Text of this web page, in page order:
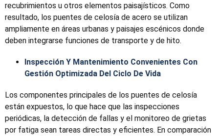
recubrimientos u otros elementos paisajísticos. Como
resultado, los puentes de celosía de acero se utilizan
ampliamente en áreas urbanas y paisajes escénicos donde
deben integrarse funciones de transporte y de hito.
Inspección Y Mantenimiento Convenientes Con
Gestión Optimizada Del Ciclo De Vida
Los componentes principales de los puentes de celosía
están expuestos, lo que hace que las inspecciones
periódicas, la detección de fallas y el monitoreo de grietas
por fatiga sean tareas directas y eficientes. En comparación